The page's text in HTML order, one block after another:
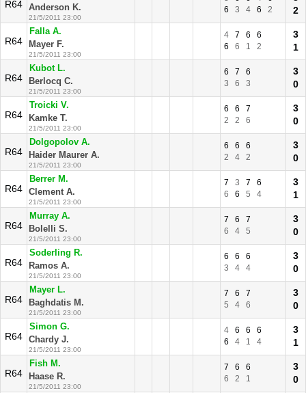
R64 Anderson K.
21/5/2011 23:00
6
3 4 6 2
2
R64
Falla A.
Mayer F.
21/5/2011 23:00
4 7 6
6
6
6 1 2
3
1
R64
Kubot L.
Berlocq C.
21/5/2011 23:00
6 7
6
3
6 3
3
0
R64
Troicki V.
Kamke T.
21/5/2011 23:00
6 6
7
2
2 6
3
0
R64
Dolgopolov A.
Haider Maurer A.
21/5/2011 23:00
6 6
6
2
4 2
3
0
R64
Berrer M.
Clement A.
21/5/2011 23:00
7 3 7
6
6
6 5 4
3
1
R64
Murray A.
Bolelli S.
21/5/2011 23:00
7 6
7
6
4 5
3
0
R64
Soderling R.
Ramos A.
21/5/2011 23:00
6 6
6
3
4 4
3
0
R64
Mayer L.
Baghdatis M.
21/5/2011 23:00
7 6
7
5
4 6
3
0
R64
Simon G.
Chardy J.
21/5/2011 23:00
4 6 6
6
6
4 1 4
3
1
R64
Fish M.
Haase R.
21/5/2011 23:00
7 6
6
6
2 1
3
0